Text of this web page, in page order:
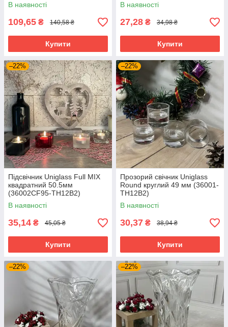
В наявності
109,65 ₴ 140,58 ₴
Купити
В наявності
27,28 ₴ 34,98 ₴
Купити
–22%
Підсвічник Uniglass Full MIX
квадратний 50.5мм
(36002CF95-TH12B2)
В наявності
35,14 ₴ 45,05 ₴
Купити
–22%
Прозорий свічник Uniglass
Round круглий 49 мм (36001-
TH12B2)
В наявності
30,37 ₴ 38,94 ₴
Купити
–22% –22%